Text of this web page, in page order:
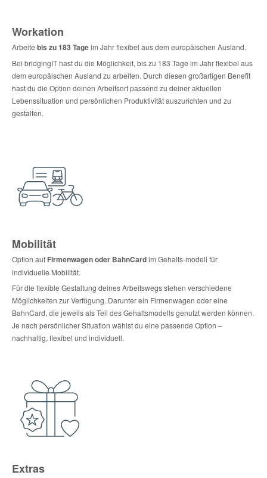
Workation
Arbeite bis zu 183 Tageim Jahr flexibel aus dem europäischen Ausland.
Bei bridgingIT hast du die Möglichkeit, bis zu 183 Tage im Jahr flexibel aus
dem europäischen Ausland zu arbeiten. Durch diesen großartigen Benefit
hast du die Option deinen Arbeitsort passend zu deiner aktuellen
Lebenssituation und persönlichen Produktivität auszurichten und zu
gestalten.
Mobilität
Option auf Firmenwagen oder BahnCardim Gehalts-modell für
individuelle Mobilität.
Für die flexible Gestaltung deines Arbeitswegs stehen verschiedene
Möglichkeiten zur Verfügung. Darunter ein Firmenwagen oder eine
BahnCard, die jeweils als Teil des Gehaltsmodells genutzt werden können.
Je nach persönlicher Situation wählst du eine passende Option –
nachhaltig, flexibel und individuell.
Extras